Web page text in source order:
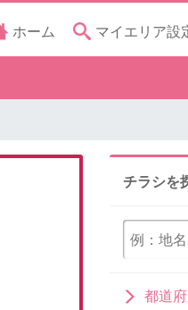
ホーム マイエリア設
チラシを
都道